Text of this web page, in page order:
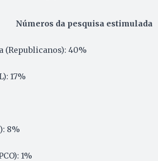
Números da pesquisa estimulada
(Republicanos): 40%
17%
8%
1%